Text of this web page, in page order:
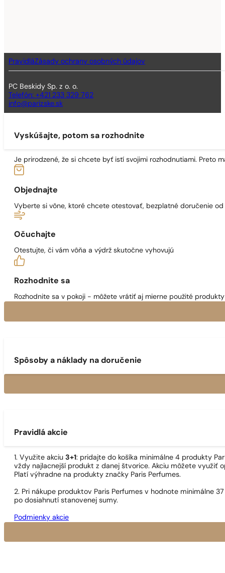
PravidláZásady ochrany osobných údajov
PC Beskidy Sp. z o. o.
Telefón: +421 233 329 762
info@parizske.sk
Vyskúšajte, potom sa rozhodnite
Je prirodzené, že si chcete byť istí svojimi rozhodnutiami. Preto
Objednajte
Vyberte si vône, ktoré chcete otestovať, bezplatné doručenie
Očuchajte
Otestujte, či vám vôňa a výdrž skutočne vyhovujú
Rozhodnite sa
Rozhodnite sa v pokoji - môžete vrátiť aj mierne použité
Spôsoby a náklady na doručenie
Pravidlá akcie
1. Využite akciu 3+1: pridajte do košíka minimálne 4 produkty
vždy najlacnejší produkt z danej štvorice. Akciu môžete využiť
Platí výhradne na produkty značky Paris Perfumes.
2. Pri nákupe produktov Paris Perfumes v hodnote minimálne
po dosiahnutí stanovenej sumy.
Podmienky akcie